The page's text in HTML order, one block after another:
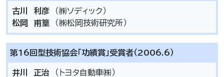
古川 利彦 （㈱ソディック）
松岡 甫篁 （㈱松岡技術研究所）
第16回型技術協会「功績賞」受賞者（2006.6）
井川 正治 （トヨタ自動車㈱）